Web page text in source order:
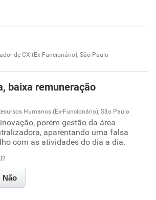
empresa
empresa
diretoria
de CX (Ex-Funcionário), São Paulo
baixa remuneração
vida familiar
Humanos (Ex-Funcionário), São Paulo
porém gestão da área
aparentando uma falsa
com as atividades do dia a dia.
Não